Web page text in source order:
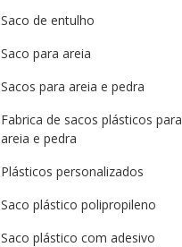
Saco de entulho
Saco para areia
Sacos para areia e pedra
Fabrica de sacos plásticos para
areia e pedra
Plásticos personalizados
Saco plástico polipropileno
Saco plástico com adesivo